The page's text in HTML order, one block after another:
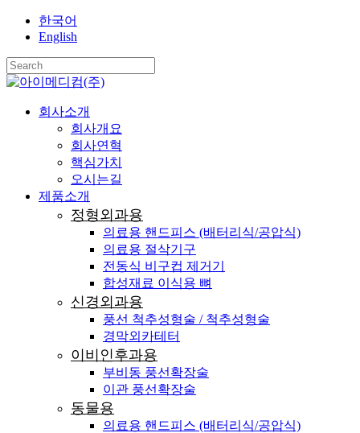
Skip
content
한국어
English
Close
search
Menu
회사소개
회사개요
회사연혁
핵심가치
오시는길
제품소개
정형외과용
의료용 핸드피스 (배터리식/공압식)
의료용 절삭기구
전동식 비구컵 제거기
합성재료 이식용 뼈
신경외과용
풍선 척추성형술 / 척추성형술
경막외카테터
이비인후과용
부비동 풍선확장술
이관 풍선확장술
동물용
의료용 핸드피스 (배터리식/공압식)